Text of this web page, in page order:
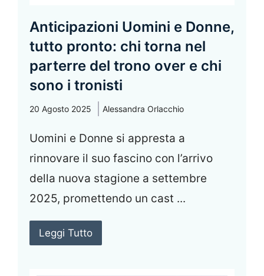
Anticipazioni Uomini e Donne,
tutto pronto: chi torna nel
parterre del trono over e chi
sono i tronisti
20 Agosto 2025 Alessandra Orlacchio
Uomini e Donne si appresta a
rinnovare il suo fascino con l’arrivo
della nuova stagione a settembre
2025, promettendo un cast ...
Leggi Tutto